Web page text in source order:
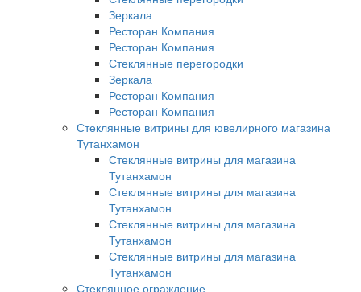
Зеркала
Ресторан Компания
Ресторан Компания
Стеклянные перегородки
Зеркала
Ресторан Компания
Ресторан Компания
Стеклянные витрины для ювелирного магазина
Тутанхамон
Стеклянные витрины для магазина
Тутанхамон
Стеклянные витрины для магазина
Тутанхамон
Стеклянные витрины для магазина
Тутанхамон
Стеклянные витрины для магазина
Тутанхамон
Стеклянное ограждение